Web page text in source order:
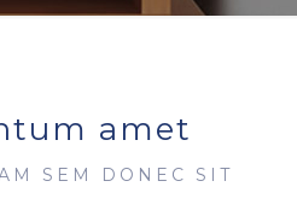
amet
SEM DONEC SIT